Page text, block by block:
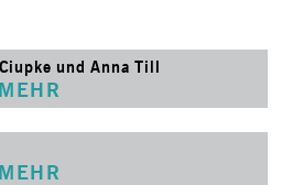
und Anna Till
MEHR
MEHR